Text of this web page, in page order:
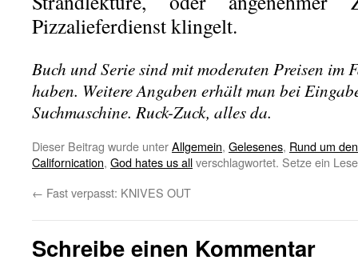
Pizzalieferdienst klingelt.
Buch und Serie sind mit moderaten Preisen im
haben. Weitere Angaben erhält man bei
Suchmaschine. Ruck-Zuck, alles da.
Dieser Beitrag wurde unterAllgemein, Gelesenes, Rund um
Californication, God hates us allverschlagwortet. Setze ein
← Fast verpasst: KNIVES OUT
Schreibe einen Kommentar